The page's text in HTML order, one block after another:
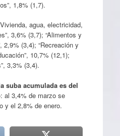
1,8% (1,7).
agua, electricidad,
3,6% (3,7); “Alimentos y
2,9% (3,4); “Recreación y
10,7% (12,1);
3,3% (3,4).
suba acumulada es del
: al 3,4% de marzo se
y el 2,8% de enero.